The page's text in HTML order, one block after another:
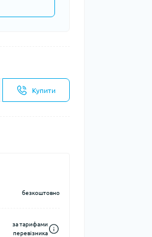
Купити
безкоштовно
за тарифами
перевізника